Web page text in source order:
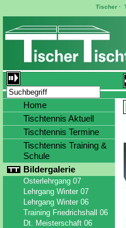
Tischer ·
Home
Tischtennis Aktuell
Tischtennis Termine
Tischtennis Training &
Schule
Bildergalerie
Osterlehrgang 07
Lehrgang Winter 07
Lehrgang Winter 06
Training Friedrichshall 06
Dt. Meisterschaft 06